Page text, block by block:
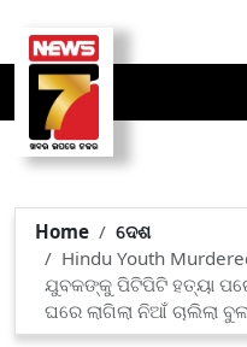
Home
ଦେଶ
Hindu Youth
ଯୁବକଙ୍କୁ ପିଟିପିଟି ହତ୍ୟା
ଘରେ ଲାଗିଲା ନିଆଁ ଚାଲିଲା